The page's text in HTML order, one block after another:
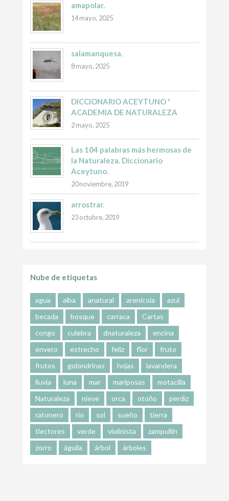
amapolar.
14 mayo, 2025
salamanquesa.
8 mayo, 2025
DICCIONARIO ACEYTUNO *
ACADEMIA DE NATURALEZA
2 mayo, 2025
Las 104 palabras más hermosas de
la Naturaleza. Diccionario
Aceytuno.
20 noviembre, 2019
arrostrar.
23 octubre, 2019
Nube de etiquetas
agua alba anatural arenícola
azul
becada
bosque carraca
Cartas
congo
culebra dnaturaleza
encina
envero
estrecho feliz flor
fruto
frutos
golondrinas hojas
lavandera
lluvia
luna mar mariposas
motacilla
Naturaleza
nieve orca otoño
perdiz
ratonero
río sol sueño
tierra
tlectores
verde violinista
zampullín
zorro
águila árbol árboles